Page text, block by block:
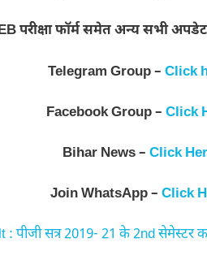
परीक्षा फॉर्म समेत अन्य सभी
Telegram Group – Click
Facebook Group – Click
Bihar News – Click
Join WhatsApp – Click
सत्र 2019- 21 के 2nd सेमेस्टर